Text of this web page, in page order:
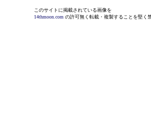
このサイトに掲載されている画像を
14thmoon.com の許可無く転載・複製することを堅く